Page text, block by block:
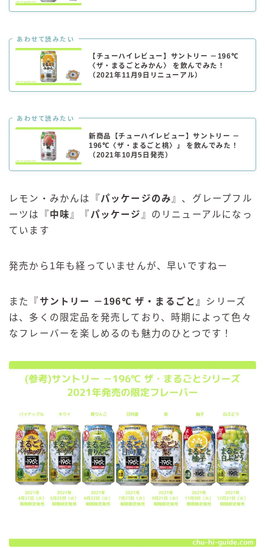
あわせて読みたい
【チューハイレビュー】サントリー －196℃
〈ザ・まるごとみかん〉 を飲んでみた！
（2021年11月9日リニューアル）
あわせて読みたい
新商品【チューハイレビュー】サントリー －
196℃〈ザ・まるごと桃〉」 を飲んでみた！
（2021年10月5日発売）
レモン・みかんは『パッケージのみ 』、グレープフル
ーツは『中味 』『 パッケージ 』のリニューアルになっ
ています
発売から1年も経っていませんが、早いですねー
また『 サントリー －196℃ザ・まるごと 』 シリーズ
は、多くの限定品を発売しており、時期によって色々
なフレーバーを楽しめるのも魅力のひとつです！